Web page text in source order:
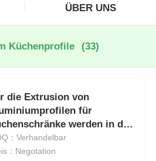
ÜBER UNS
Küchenprofile (33)
die Extrusion von
für
werden in der
hergestellte
für Küchen
：Verhandelbar
：Negotation